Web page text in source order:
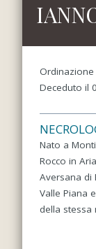
Deceduto il
Nato a
Rocco in
Aversana di
Valle Piana
della stessa